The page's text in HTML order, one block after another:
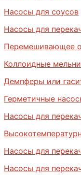
Насосы для соусов
Насосы для
Перемешивающее
Коллоидные
Демпферы или
Герметичные
Насосы для
Насосы для
Насосы для